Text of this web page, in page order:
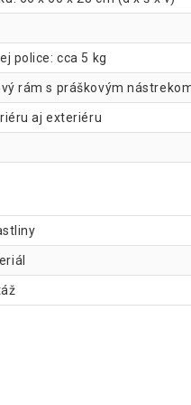
police: cca 5 kg
rám s práškovým
aj exteriéru